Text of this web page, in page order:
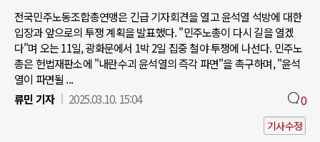
전국민주노동조합총연맹은 긴급 기자회견을 열고 윤석열 석방에 대한
입장과 앞으로의 투쟁 계획을 발표했다. "민주노총이 다시 길을 열겠
다"며 오는 11일, 광화문에서 1박 2일 집중 철야 투쟁에 나선다. 민주노
총은 헌법재판소에 "내란수괴 윤석열의 즉각 파면"을 촉구하며, "윤석
열이 파면될 ...
류민 기자
2025.03.10. 15:04 0
기사수정